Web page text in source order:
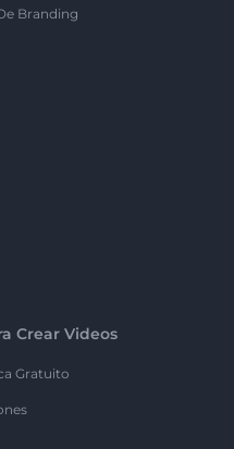
Branding
Crear Videos
Gratuito